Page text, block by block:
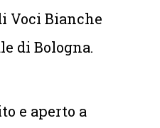
Voci Bianche
di Bologna.
e aperto a